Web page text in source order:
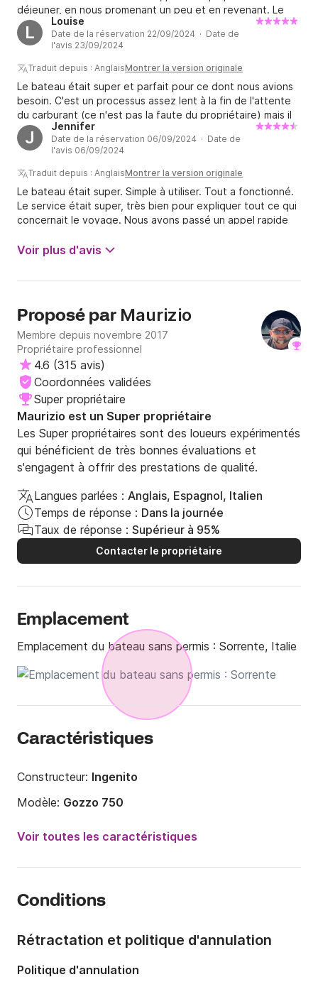
déjeuner, en nous promenant un peu et en revenant. Le
personnel était extrêmement sympathique et leurs
conseils précieux. Ils nous ont conseillé d'aller manger chez
Lo Smeraldo à Capri pour un excellent déjeuner et d'éviter
les prix élevés de la Marina Grande. Nous avons passé un
excellent moment. Ils sont faciles à trouver dans le port et
à joindre par téléphone. Bref, un excellent moment et une
expérience inoubliable. Excellent rapport qualité-prix !
L
Louise
Date de la réservation 22/09/2024 · Date de
l'avis 23/09/2024
Traduit depuis : AnglaisMontrer la version originale
Le bateau était super et parfait pour ce dont nous avions
besoin. C'est un processus assez lent à la fin de l'attente
du carburant (ce n'est pas la faute du propriétaire) mais il
aurait peut-être été utile de proposer à certains membres
du groupe de débarquer pendant que quelqu'un attendait
de voir le prix final du carburant.
J
Jennifer
Date de la réservation 06/09/2024 · Date de
l'avis 06/09/2024
Traduit depuis : AnglaisMontrer la version originale
Le bateau était super. Simple à utiliser. Tout a fonctionné.
Le service était super, très bien pour expliquer tout ce qui
concernait le voyage. Nous avons passé un appel rapide
pour nous garer. Bon traceur GPS sur le téléphone, donc
de notre réservation initiale, puis il y avait une assurance
supplémentaire à payer à notre arrivée, ce qui était
facultatif. Nous n'avons utilisé qu'un quart de réservoir de
carburant car nous sommes rentrés un peu plus tôt, ce qui
nous a quand même coûté près de 50 euros pour le
remplir. Super petite journée, j'aurais juste aimé que la mer
soit plus calme.
Voir plus d'avis
Proposé par Maurizio
Membre depuis novembre 2017
Propriétaire professionnel
4.6 (315 avis)
Coordonnées validées
Super propriétaire
Maurizio est un Super propriétaire
Les Super propriétaires sont des loueurs expérimentés
qui bénéficient de très bonnes évaluations et
s'engagent à offrir des prestations de qualité.
Langues parlées : Anglais, Espagnol, Italien
Temps de réponse : Dans la journée
Taux de réponse : Supérieur à 95%
Contacter le propriétaire
Emplacement
Emplacement du bateau sans permis : Sorrente, Italie
Caractéristiques
Constructeur: Ingenito
Modèle: Gozzo 750
Puissance moteur:
40cv
Capacité à bord:
Voir toutes les caractéristiques
Conditions
Rétractation et politique d'annulation
Politique d'annulation